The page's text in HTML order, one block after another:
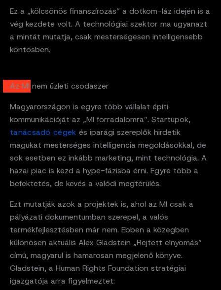
Ez a „kölcsönös finanszírozás” a dotkom-láz idején is a
vég kezdete volt. A technológiai szektor ma ugyanazt
a mintát mutatja, csak mesterségesen intelligensebb
köntösben.
Az MI nem üzleti csodaszer
Magyarországon is egyre több vállalat építi
kommunikációját az „MI forradalomra”. Startupok,
tanácsadó cégek és iparági szereplők hirdetik
magukat mesterséges intelligencia megoldásokkal, de
sok esetben ez inkább marketing, mint technológia. A
hazai piac is kezd a hype-fázisba érni. Egyre több a
befektetés, de kevés a valódi megtérülés.
Ezt mutatják azok a projektek is, ahol az MI csak a
pályázati dokumentumban szerepel, a valós
termékfejlesztésben már nem. Ebben a közegben
különösen aktuális Alex Gladstein „Rejtett elnyomás”
című, magyarul is hamarosan megjelenő könyve.
Gladstein, a Human Rights Foundation stratégiai
igazgatója arra figyelmeztet: